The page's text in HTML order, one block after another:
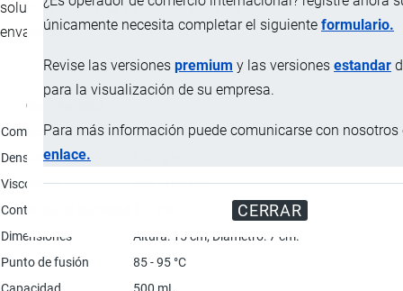
únicamente necesita completar el siguiente formulario.
Revise las versiones premium y las versiones estandar
para la visualización de su empresa.
Para más información puede comunicarse con nosotros
enlace.
CERRAR
solución ecológica y eficiente para las necesidades de
envasado.
Característica
Composición
20 gr de agar-agar; 2 gr de pectina en polvo; 1 l
Densidad
Viscosidad
500 - 1000 cP
Contenido de humedad
Dimensiones
Altura: 15 cm; Diámetro: 7 cm.
Punto de fusión
85 - 95 °C